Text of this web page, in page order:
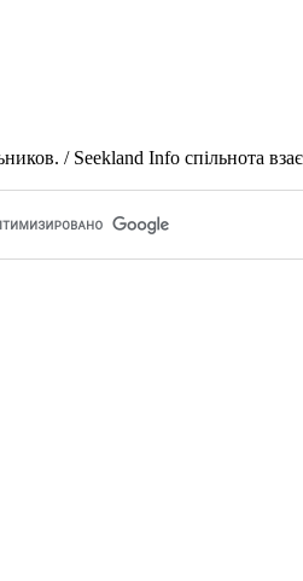
/ Seekland Info спільнота